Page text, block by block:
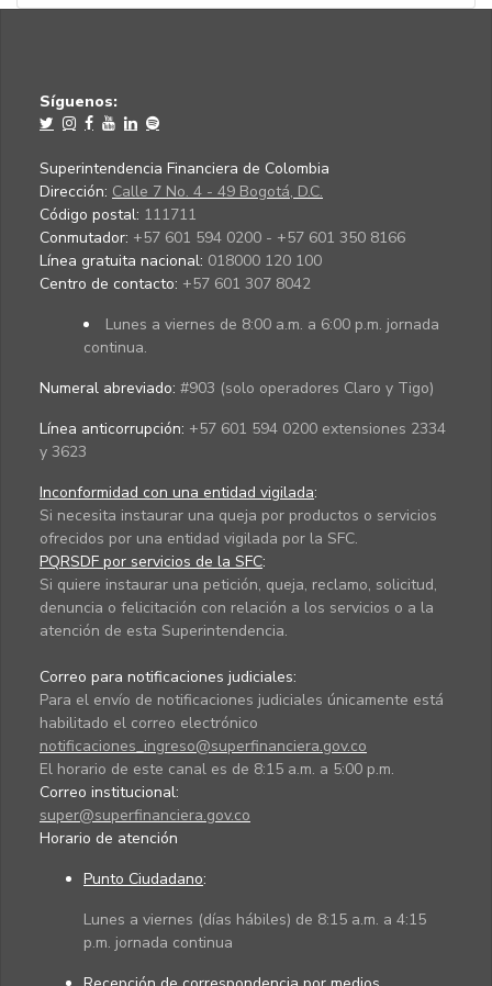
Síguenos:
Superintendencia Financiera de Colombia
Dirección: Calle 7 No. 4 - 49 Bogotá, D.C.
Código postal: 111711
Conmutador: +57 601 594 0200 - +57 601 350 8166
Línea gratuita nacional: 018000 120 100
Centro de contacto: +57 601 307 8042
Lunes a viernes de 8:00 a.m. a 6:00 p.m. jornada
continua.
Numeral abreviado: #903 (solo operadores Claro y Tigo)
Línea anticorrupción: +57 601 594 0200 extensiones 2334
y 3623
Inconformidad con una entidad vigilada:
Si necesita instaurar una queja por productos o servicios
ofrecidos por una entidad vigilada por la SFC.
PQRSDF por servicios de la SFC:
Si quiere instaurar una petición, queja, reclamo, solicitud,
denuncia o felicitación con relación a los servicios o a la
atención de esta Superintendencia.
Correo para notificaciones judiciales:
Para el envío de notificaciones judiciales únicamente está
habilitado el correo electrónico
notificaciones_ingreso@superfinanciera.gov.co
El horario de este canal es de 8:15 a.m. a 5:00 p.m.
Correo institucional:
super@superfinanciera.gov.co
Horario de atención
Punto Ciudadano:
Lunes a viernes (días hábiles) de 8:15 a.m. a 4:15
p.m. jornada continua